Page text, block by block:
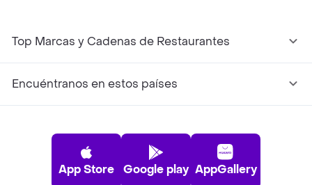
Top Marcas y Cadenas de Restaurantes
Encuéntranos en estos países
App Store Google play AppGallery